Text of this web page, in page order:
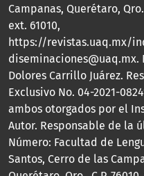
Campanas, Querétaro,
ext. 61010,
https://revistas.uaq.mx/
diseminaciones@uaq.mx.
Dolores Carrillo Juárez.
Exclusivo No. 04-2021-
ambos otorgados por el
Autor. Responsable de la
Número: Facultad de
Santos, Cerro de las